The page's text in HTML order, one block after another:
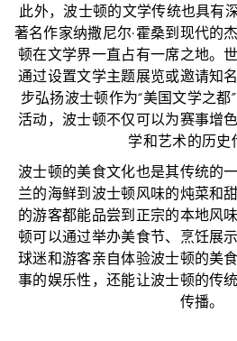
此外，波士顿的文学传统也具有
著名作家纳撒尼尔·霍桑到现代的
顿在文学界一直占有一席之地。
通过设置文学主题展览或邀请知
步弘扬波士顿作为“美国文学之
活动，波士顿不仅可以为赛事增
学和艺术的历史
波士顿的美食文化也是其传统的
兰的海鲜到波士顿风味的炖菜和
的游客都能品尝到正宗的本地风
顿可以通过举办美食节、烹饪展
球迷和游客亲自体验波士顿的美
事的娱乐性，还能让波士顿的传
传播。